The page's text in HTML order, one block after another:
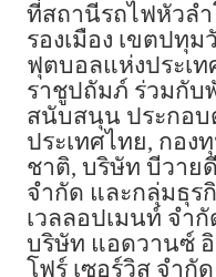
ที่สถานีรถไฟหัวลำ
รองเมือง เขตปทุม
ฟุตบอลแห่งประเท
ราชูปถัมภ์ ร่วมกับ
สนับสนุน ประกอบ
ประเทศไทย, กอง
ชาติ, บริษัท บีวายดี
จำกัด และกลุ่มธุรกิ
เวลลอปเมนท์ จำกั
บริษัท แอดวานซ์
โฟร์ เซอร์วิส จำกัด